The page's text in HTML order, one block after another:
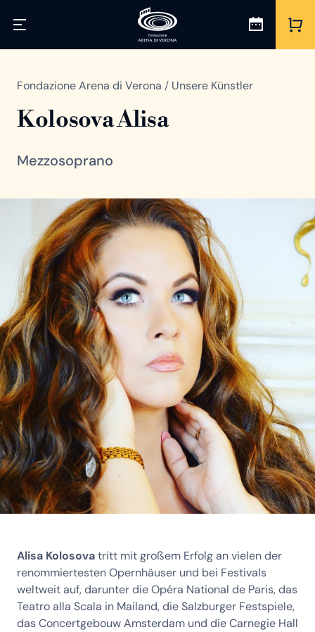
Fondazione Arena di Verona / Unsere Künstler
Kolosova Alisa
Mezzosoprano
Alisa Kolosovatritt mit großem Erfolg an vielen der
renommiertesten Opernhäuser und bei Festivals
weltweit auf, darunter die Opéra National de Paris, das
Teatro alla Scala in Mailand, die Salzburger Festspiele,
das Concertgebouw Amsterdam und die Carnegie Hall